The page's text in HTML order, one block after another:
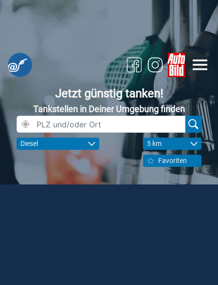
Jetzt günstig tanken!
Tankstellen in Deiner Umgebung finden
Diesel 5 km
Favoriten